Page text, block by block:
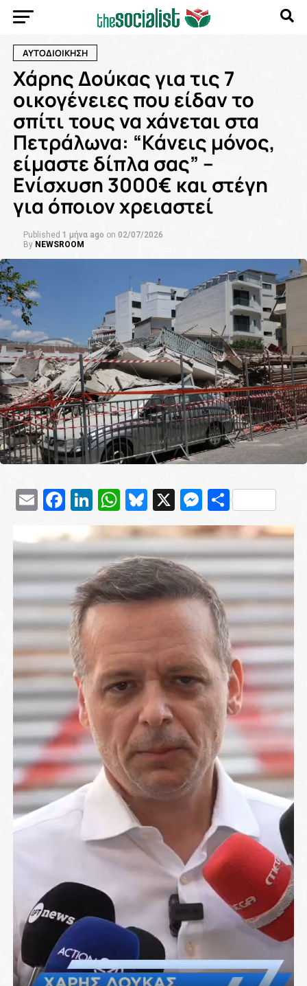
ΑΥΤΟΔΙΟΙΚΗΣΗ
Χάρης Δούκας για τις 7
οικογένειες που είδαν το
σπίτι τους να χάνεται στα
Πετράλωνα: “Κάνεις μόνος,
είμαστε δίπλα σας” –
Ενίσχυση 3000€ και στέγη
για όποιον χρειαστεί
Published 1 μήνα ago on 02/07/2026
By NEWSROOM
EmailFacebook
LinkedIn
WhatsApp
Bluesky
X